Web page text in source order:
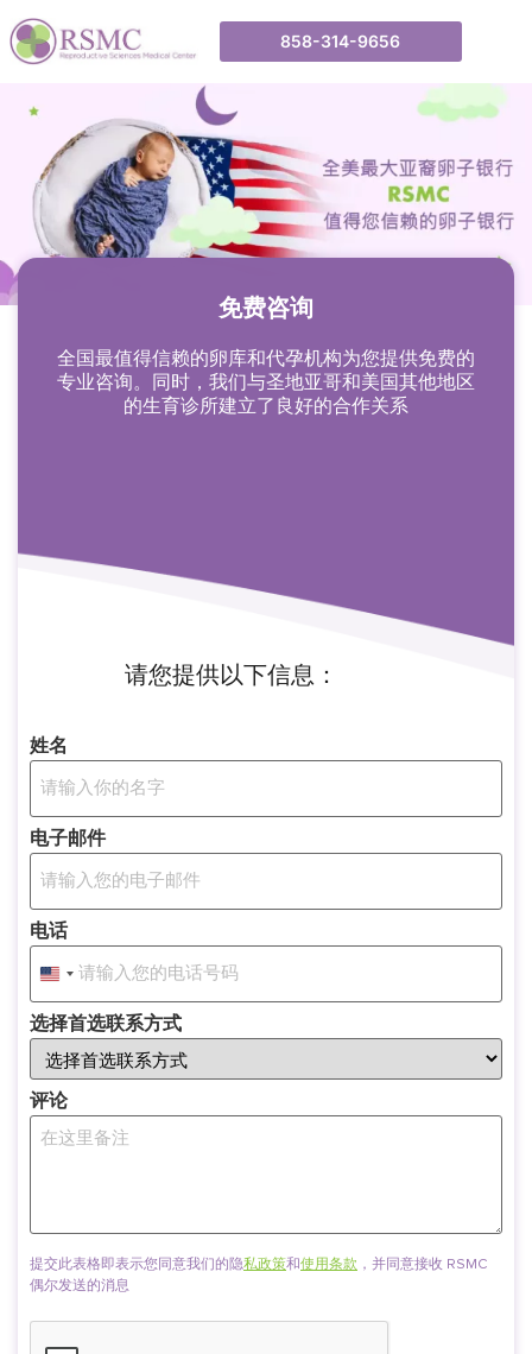
858-314-9656
免费咨询
全国最值得信赖的卵库和代孕机构为您提供免费的
专业咨询。同时，我们与圣地亚哥和美国其他地区
的生育诊所建立了良好的合作关系
请您提供以下信息：
姓名
电子邮件
电话
United States +1
选择首选联系方式
评论
提交此表格即表示您同意我们的隐私政策和使用条款 ，并同意接收 RSMC
偶尔发送的消息
CAPTCHA